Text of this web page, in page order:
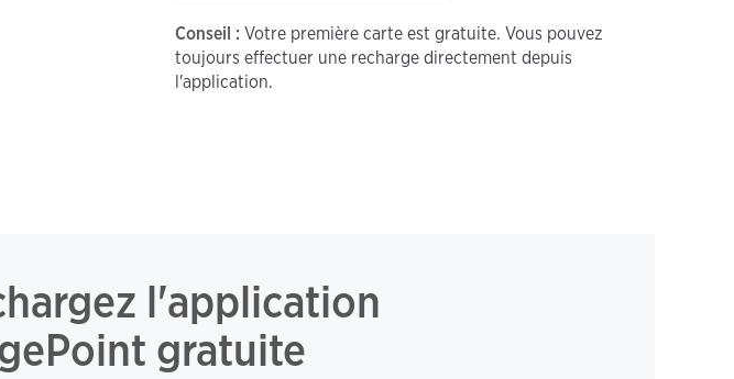
Conseil : Votre première carte est gratuite. Vous pouvez
toujours effectuer une recharge directement depuis
l'application.
l'application
gratuite